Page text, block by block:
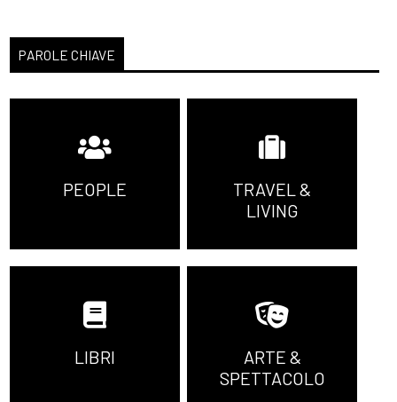
PAROLE CHIAVE
PEOPLE
TRAVEL &
LIVING
LIBRI
ARTE &
SPETTACOLO